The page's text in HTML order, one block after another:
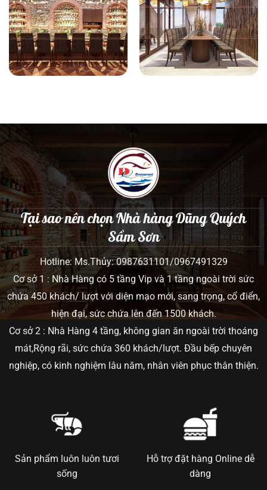
Tại sao nên chọn Nhà hàng Dũng Quých
Sầm Sơn
Hotline: Ms.Thủy: 0987631101/0967491329
Cơ sở 1 : Nhà Hàng có 5 tầng Vip và 1 tầng ngoài trời sức
chứa 450 khách/ lượt với diện mạo mới, sang trọng, cổ điển,
hiện đại, sức chứa lên đến 1500 khách.
Cơ sở 2 : Nhà Hàng 4 tầng, không gian ăn ngoài trời thoáng
mát,Rộng rãi, sức chứa 360 khách/lượt. Đầu bếp chuyên
nghiệp, có kinh nghiệm lâu năm, nhân viên phục thân thiện.
Sản phẩm luôn luôn tươi
sống
Hỗ trợ đặt hàng Online dễ
dàng